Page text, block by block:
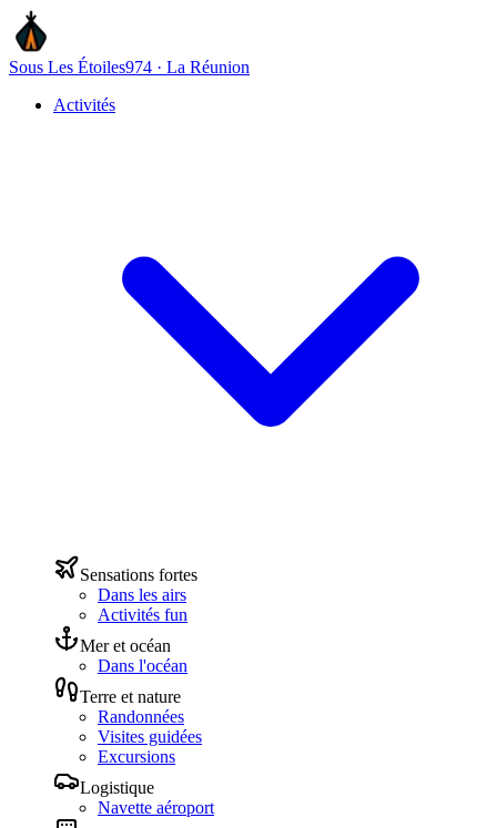
Sous Les Étoiles974 · La Réunion
Activités
Sensations fortes
Dans les airs
Activités fun
Mer et océan
Dans l'océan
Terre et nature
Randonnées
Visites guidées
Excursions
Logistique
Navette aéroport